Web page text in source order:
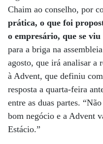
Chaim ao conselho, por
prática, o que foi
o empresário, que se
para a briga na
agosto, que irá analisar a
à Advent, que definiu
resposta a quarta-feira
entre as duas partes.
bom negócio e a Advent
Estácio.”